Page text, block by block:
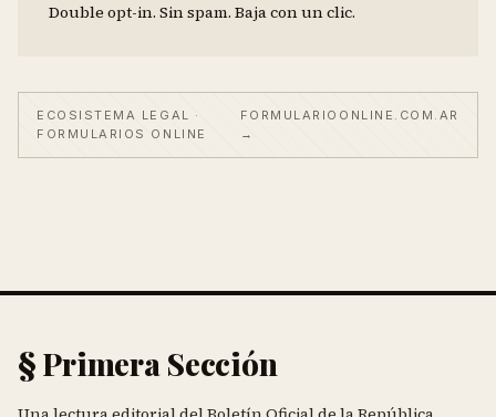
Double opt-in. Sin spam. Baja con un clic.
ECOSISTEMA LEGAL ·
FORMULARIOS ONLINE
FORMULARIOONLINE.COM.AR
→
§ Primera Sección